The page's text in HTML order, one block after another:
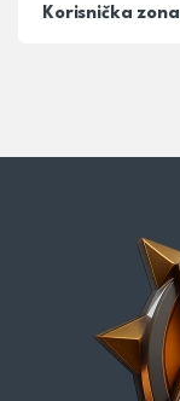
Korisnička zona